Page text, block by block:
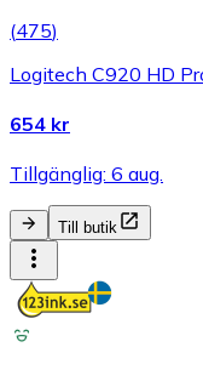
(475)
Logitech C920 HD
654 kr
Tillgänglig: 6 aug.
Till butik